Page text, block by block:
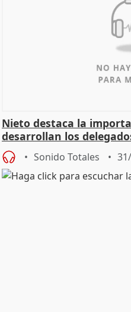
Nieto destaca la
desarrollan los
Sonido Totales